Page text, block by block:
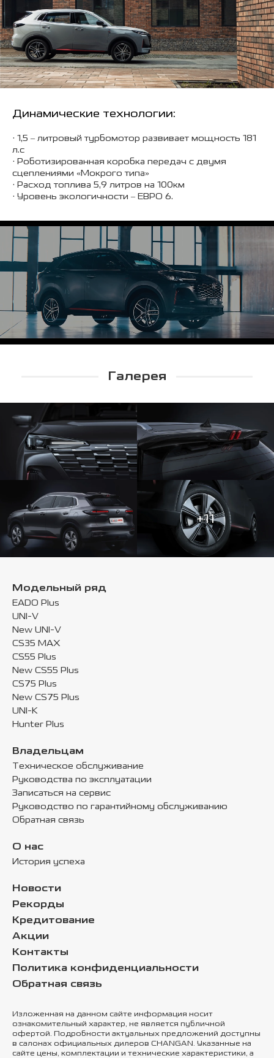
Динамические технологии:
• 1,5 – литровый турбомотор развивает мощность 181
л.c
• Роботизированная коробка передач с двумя
сцеплениями «Мокрого типа»
• Расход топлива 5,9 литров на 100км
• Уровень экологичности – ЕВРО 6.
Галерея
+11
Модельный ряд
EADO Plus
UNI-V
New UNI-V
CS35 MAX
CS55 Plus
New CS55 Plus
CS75 Plus
New CS75 Plus
UNI-K
Hunter Plus
Владельцам
Техническое обслуживание
Руководства по эксплуатации
Записаться на сервис
Руководство по гарантийному обслуживанию
Обратная связь
О нас
История успеха
Новости
Рекорды
Кредитование
Акции
Контакты
Политика конфиденциальности
Обратная связь
Изложенная на данном сайте информация носит
ознакомительный характер, не является публичной
офертой. Подробности актуальных предложений доступны
в салонах официальных дилеров CHANGAN. Указанные на
сайте цены, комплектации и технические характеристики, а